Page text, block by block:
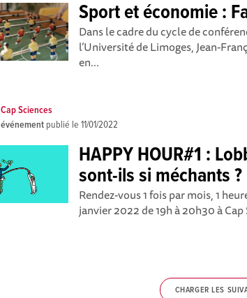
Sport et économie :
Dans le cadre du cycle de
l’Université de Limoges, Jean-
en...
Cap Sciences
événement publié le11/01/2022
HAPPY HOUR#1 :
sont-ils si méchants ?
Rendez-vous 1 fois par mois, 1
janvier 2022 de 19h à 20h30 à
CHARGER LES